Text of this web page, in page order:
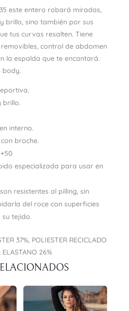
este entero robará miradas,
brillo, sino también por sus
tus curvas resalten. Tiene
control de abdomen
la espalda que te encantará.
body.
brillo.
interno.
broche.
especializada para usar en
resistentes al pilling, sin
del roce con superficies
tejido.
37%, POLIESTER RECICLADO
ELASTANO 26%